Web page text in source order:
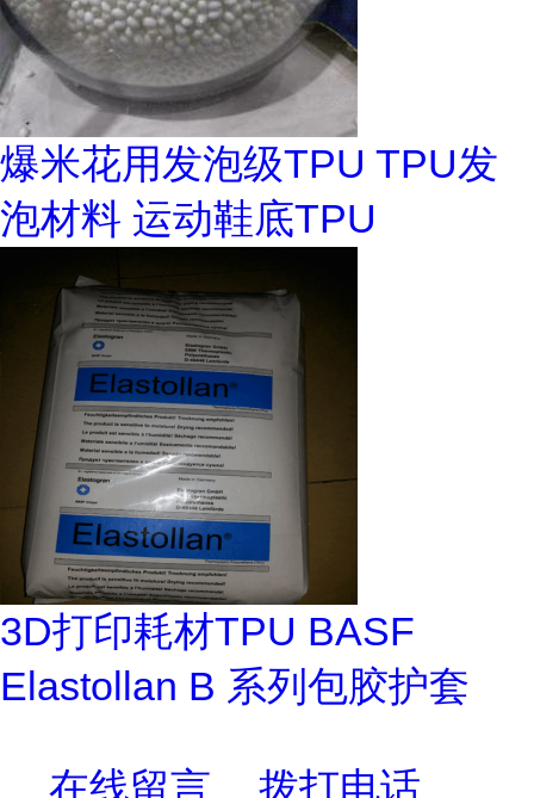
爆米花用发泡级TPU TPU发
泡材料 运动鞋底TPU
3D打印耗材TPU BASF
Elastollan B 系列包胶护套
在线留言 拨打电话